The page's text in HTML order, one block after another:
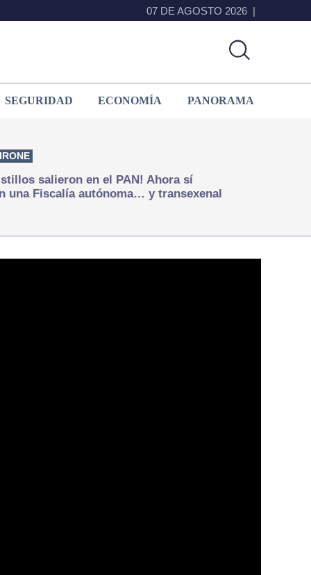
07 DE AGOSTO 2026
SEGURIDAD ECONOMÍA PANORAMA
salieron en el PAN! Ahora sí
una Fiscalía autónoma… y transexenal